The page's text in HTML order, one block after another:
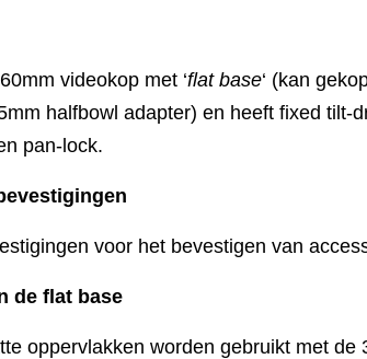
videokop met ‘flat base‘ (kan
halfbowl adapter) en heeft fixed tilt-
pan-lock.
voor het bevestigen van
de flat base
oppervlakken worden gebruikt met de